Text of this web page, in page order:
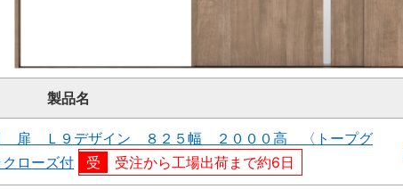
製品名
扉 Ｌ９デザイン ８２５幅 ２０００高 〈トープグ
ローズ付
受注から工場出荷まで約6日